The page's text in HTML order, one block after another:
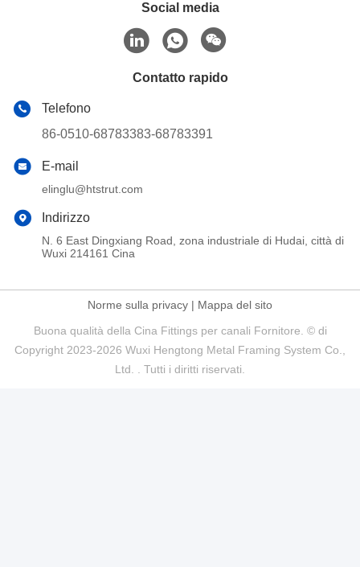
Social media
Contatto rapido
Telefono
86-0510-68783383-68783391
E-mail
elinglu@htstrut.com
Indirizzo
N. 6 East Dingxiang Road, zona industriale di Hudai, città di
Wuxi 214161 Cina
Norme sulla privacy | Mappa del sito
Buona qualità della Cina Fittings per canali Fornitore. © di
Copyright 2023-2026 Wuxi Hengtong Metal Framing System Co.,
Ltd. . Tutti i diritti riservati.